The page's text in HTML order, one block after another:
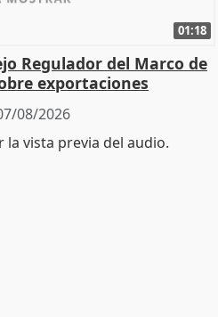
01:18
Regulador del Marco de
exportaciones
08/2026